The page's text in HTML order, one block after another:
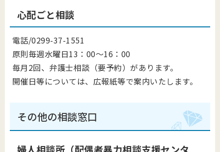
心配ごと相談
電話/0299-37-1551
原則毎週水曜日13：00～16：00
毎月2回、弁護士相談（要予約）があります。
開催日等については、広報紙等で案内いたします。
その他の相談窓口